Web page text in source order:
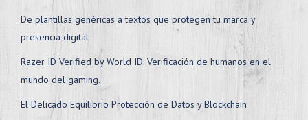
De plantillas genéricas a textos que protegen tu marca y
presencia digital
Razer ID Verified by World ID: Verificación de humanos en el
mundo del gaming.
El Delicado Equilibrio Protección de Datos y Blockchain